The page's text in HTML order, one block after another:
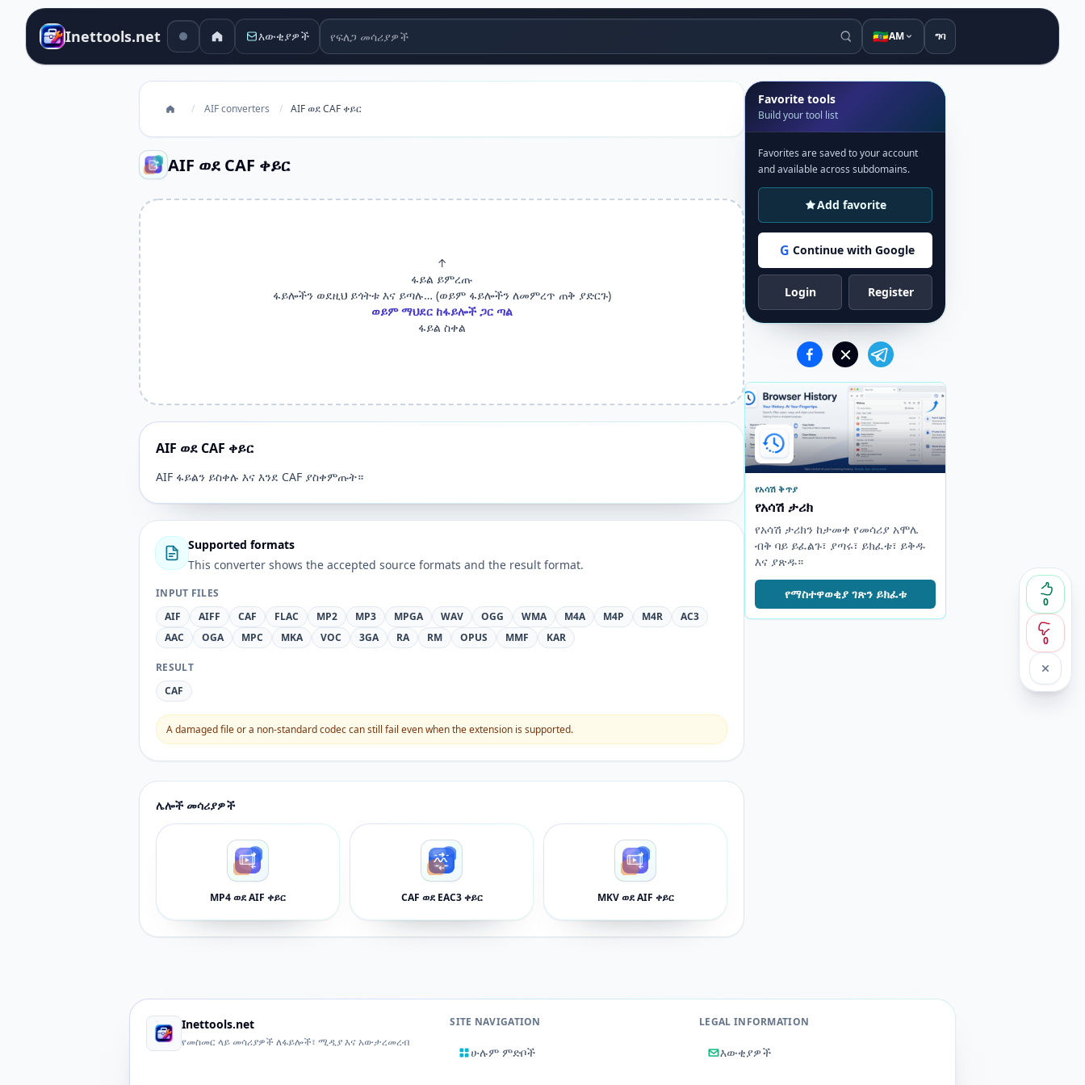
Inettools.net እውቂያዎች የፍለጋ መሳሪያዎች 🇪🇹AM ግባ
/ AIF converters / AIF ወደ CAF ቀይር
AIF ወደ CAF ቀይር
0
0
↑
ፋይል ይምረጡ
ፋይሎችን ወደዚህ ይጎትቱ እና ይጣሉ… (ወይም ፋይሎችን ለመምረጥ ጠቅ ያድርጉ)
ወይም ማህደር ከፋይሎች ጋር ጣል
ፋይል ስቀል
AIF ወደ CAF ቀይር
AIF ፋይልን ይስቀሉ እና እንደ CAF ያስቀምጡት።
Supported formats
This converter shows the accepted source formats and the result format.
INPUT FILES
AIF
AIFF CAF FLAC MP2 MP3 MPGA WAV OGG WMA M4A M4P M4R
AC3
AAC
OGA MPC MKA VOC 3GA RA RM OPUS MMF KAR
RESULT
CAF
A damaged file or a non-standard codec can still fail even when the extension is supported.
ሌሎች መሳሪያዎች
MP4 ወደ AIF ቀይር CAF ወደ EAC3 ቀይር MKV ወደ AIF ቀይር
Favorite tools
Build your tool list
Favorites are saved to your account
and available across subdomains.
Add favorite
G Continue with Google
Login Register
የአሳሽ ቅጥያ
የአሳሽ ታሪክ
የአሳሽ ታሪክን ከታመቀ የመሳሪያ አሞሌ
ብቅ ባይ ይፈልጉ፣ ያጣሩ፣ ይክፈቱ፣ ይቅዱ
እና ያጽዱ።
የማስተዋወቂያ ገጽን ይክፈቱ
Inettools.net
የመስመር ላይ መሳሪያዎች ለፋይሎች፣ ሚዲያ እና አውታረመረብ
SITE NAVIGATION
ሁሉም ምድቦች
LEGAL INFORMATION
እውቂያዎች